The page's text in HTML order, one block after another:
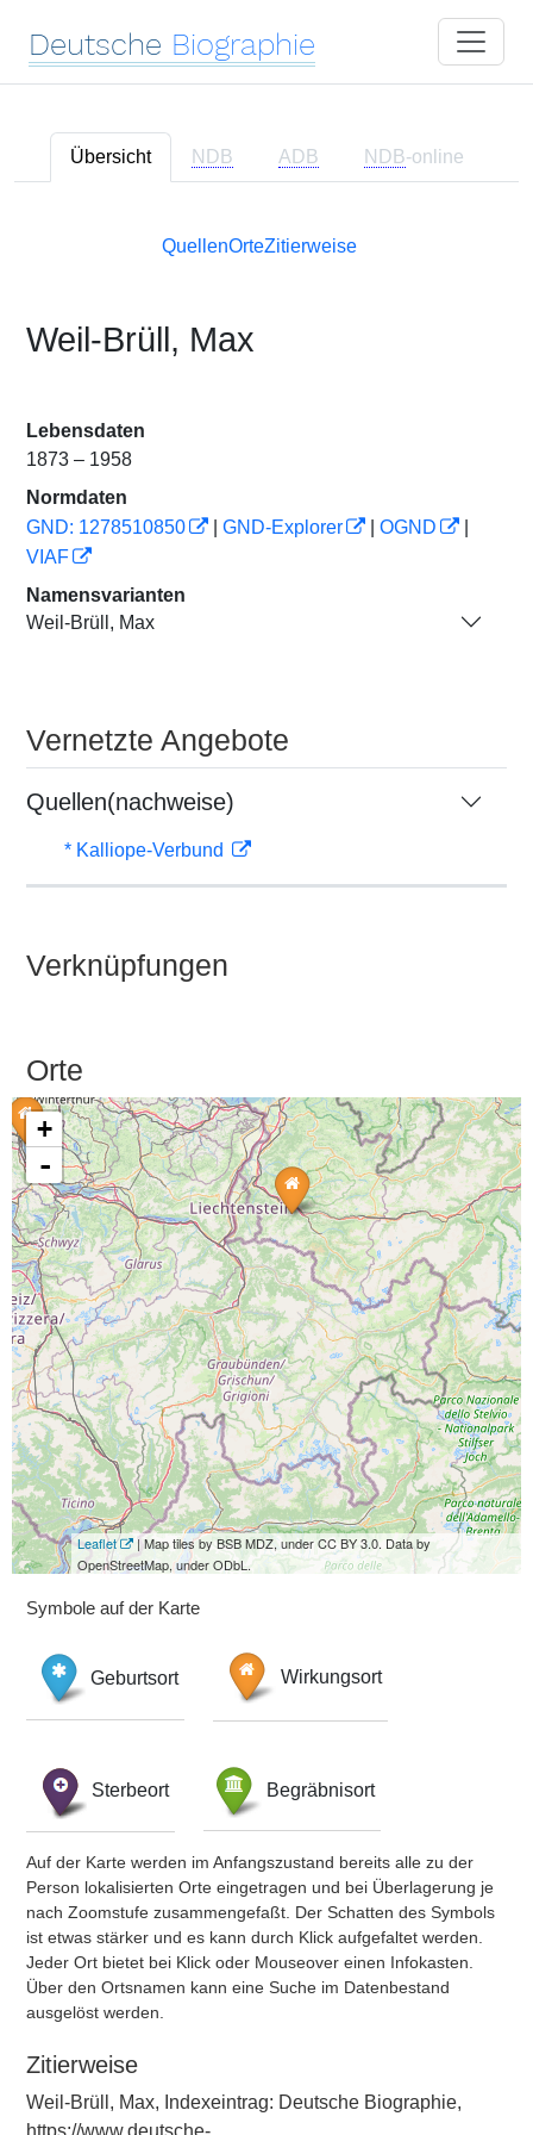
Deutsche Biographie
Übersicht NDB ADB NDB-online
QuellenOrteZitierweise
Weil-Brüll, Max
Lebensdaten
1873 – 1958
Normdaten
GND: 1278510850
GND-Explorer OGND
VIAF
Namensvarianten
Weil-Brüll, Max
Vernetzte Angebote
Quellen(nachweise)
* Kalliope-Verbund
Verknüpfungen
Orte
+
-
Leaflet
| Map tiles by BSB MDZ, under CC BY 3.0. Data by
OpenStreetMap, under ODbL.
Symbole auf der Karte
Geburtsort Wirkungsort
Sterbeort Begräbnisort
Auf der Karte werden im Anfangszustand bereits alle zu der
Person lokalisierten Orte eingetragen und bei Überlagerung je
nach Zoomstufe zusammengefaßt. Der Schatten des Symbols
ist etwas stärker und es kann durch Klick aufgefaltet werden.
Jeder Ort bietet bei Klick oder Mouseover einen Infokasten.
Über den Ortsnamen kann eine Suche im Datenbestand
ausgelöst werden.
Zitierweise
Weil-Brüll, Max, Indexeintrag: Deutsche Biographie,
https://www.deutsche-